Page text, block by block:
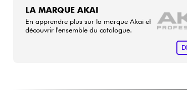
LA MARQUE AKAI
En apprendre plus sur la marque Akai et
découvrir l'ensemble du catalogue.